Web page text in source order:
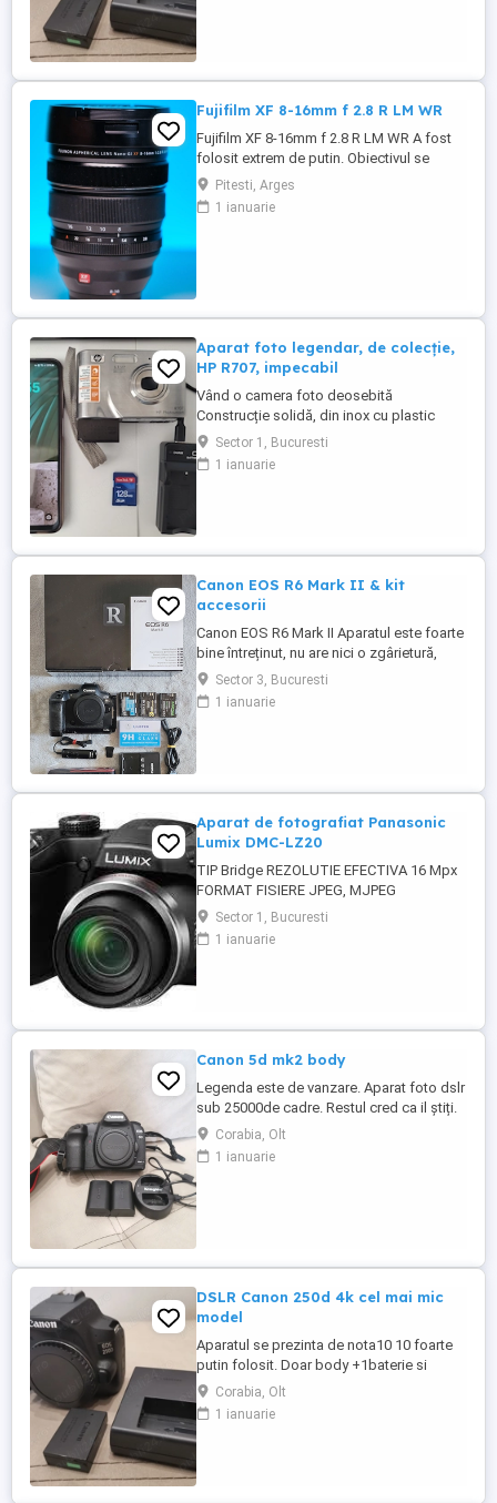
Fujifilm XF 8-16mm f 2.8 R LM WR
Fujifilm XF 8-16mm f 2.8 R LM WR A fost
folosit extrem de putin. Obiectivul se
prezinta intr-o stare buna de functionare si
se vinde cu cutia originala.
Pitesti, Arges
1 ianuarie
Aparat foto legendar, de colecție,
HP R707, impecabil
Vând o camera foto deosebită
Construcție solidă, din inox cu plastic
Foarte mică și ființă. Include încărcător,
card SD și acumulator original Impecabil
Sector 1, Bucuresti
1 ianuarie
Canon EOS R6 Mark II & kit
accesorii
Canon EOS R6 Mark II Aparatul este foarte
bine întreținut, nu are nici o zgârietură,
funcționează perfect. Cumpărat în 2023,
sunt primul și unicul proprietar, pot
prezenta factura de cumpărare. Estimez
Sector 3, Bucuresti
1 ianuarie
Aparat de fotografiat Panasonic
Lumix DMC-LZ20
TIP Bridge REZOLUTIE EFECTIVA 16 Mpx
FORMAT FISIERE JPEG, MJPEG
INREGISTRARE VIDEO HD , 30 fps ZOOM
OPTIC 21x TIP OBIECTIV Panasonic ZOOM
DIGITAL 4x STABILIZARE OPTICA DE
pt video) AF ...
Sector 1, Bucuresti
1 ianuarie
Canon 5d mk2 body
Legenda este de vanzare. Aparat foto dslr
sub 25000de cadre. Restul cred ca il știți.
2 baterii originale. Si incarcator usb. Am la
el tot kit-ul dacă sunteți interesați.
Corabia, Olt
1 ianuarie
DSLR Canon 250d 4k cel mai mic
model
Aparatul se prezinta de nota10 10 foarte
putin folosit. Doar body +1baterie si
incarcator original. Am pentru el obiectiv si
alte accesorii dar separat.
Corabia, Olt
1 ianuarie